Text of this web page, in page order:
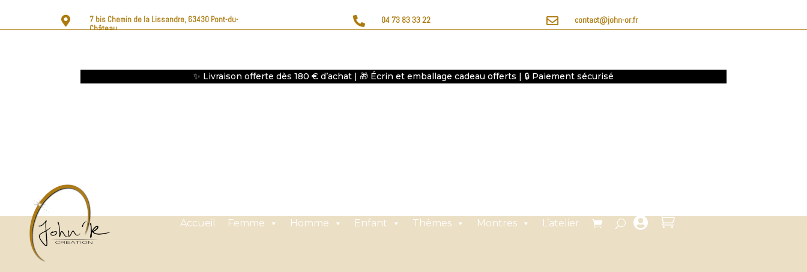

7 bis Chemin de la Lissandre, 63430 Pont-du-
Château
 04 73 83 33 22  contact@john-or.fr
✨ Livraison offerte dès 180 € d’achat | 🎁 Écrin et emballage cadeau offerts | 🔒 Paiement sécurisé
Accueil Femme Homme Enfant Thèmes Montres L’atelier  